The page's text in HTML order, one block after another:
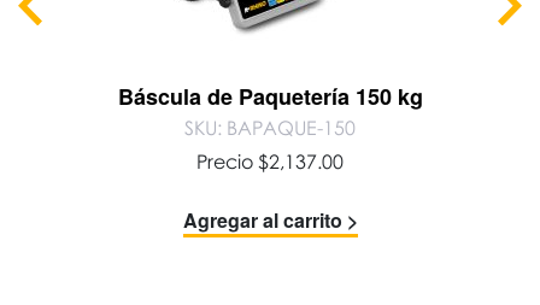
Báscula de Paquetería 150 kg
SKU: BAPAQUE-150
Precio $2,137.00
Agregar al carrito >